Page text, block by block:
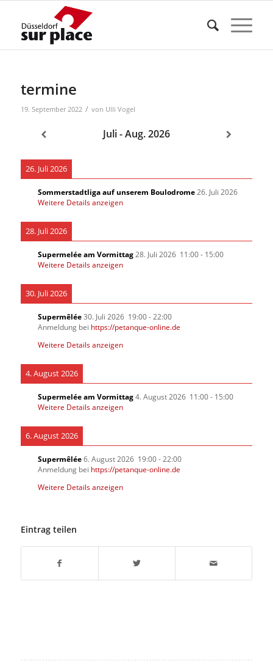
termine
19. September 2022 / von Ulli Vogel
Juli - Aug. 2026
26. Juli 2026
Sommerstadtliga auf unserem Boulodrome 26. Juli 2026
Weitere Details anzeigen
28. Juli 2026
Supermelée am Vormittag 28. Juli 2026 11:00- 15:00
Weitere Details anzeigen
30. Juli 2026
Supermêlée 30. Juli 2026 19:00- 22:00
Anmeldung bei https://petanque-online.de
Weitere Details anzeigen
4. August 2026
Supermelée am Vormittag 4. August 2026 11:00- 15:00
Weitere Details anzeigen
6. August 2026
Supermêlée 6. August 2026 19:00- 22:00
Anmeldung bei https://petanque-online.de
Weitere Details anzeigen
Eintrag teilen